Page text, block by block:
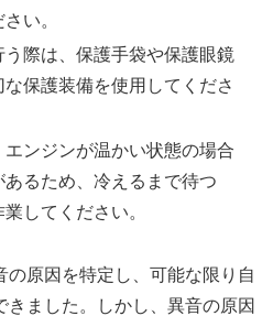
い。
う際は、保護手袋や保護眼鏡
保護装備を使用してくださ
エンジンが温かい状態の場合
るため、冷えるまで待つ
してください。
の原因を特定し、可能な限り自
ました。しかし、異音の原因